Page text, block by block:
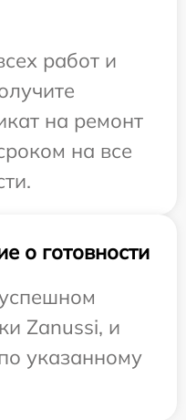
работ и
на ремонт
на все
о готовности
Zanussi, и
указанному